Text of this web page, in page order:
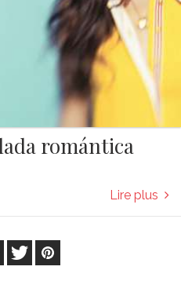
romántica
Lire plus